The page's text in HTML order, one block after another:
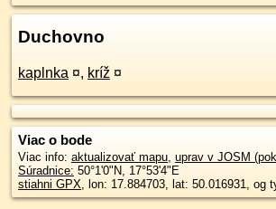
Duchovno
kaplnka ¤, kríž ¤
Viac o bode
Viac info: aktualizovať mapu, uprav v JOSM
Súradnice: 50°1'0"N, 17°53'4"E
stiahni GPX, lon: 17.884703, lat: 50.016931, og